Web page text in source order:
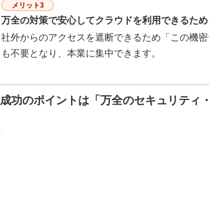
メリット3
万全の対策で安心してクラウドを利用できるた
社外からのアクセスを遮断できるため「この機
も不要となり、本業に集中できます。
成功のポイントは「万全のセキュリティ